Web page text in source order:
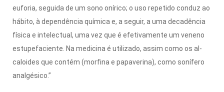
euforia, seguida de um sono onírico; o uso repetido conduz ao
hábito, à dependência química e, a seguir, a uma decadência
física e intelectual, uma vez que é efetivamente um veneno
estupefaciente. Na medicina é utilizado, assim como os al­
caloides que contém (morfina e papaverina), como sonífero
analgésico.”